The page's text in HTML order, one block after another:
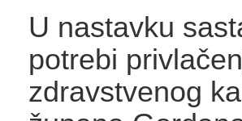
U nastavku
potrebi
zdravstvenog